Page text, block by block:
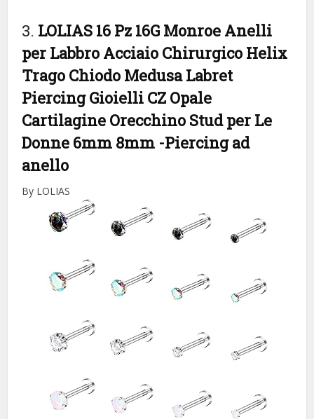
3. LOLIAS 16 Pz 16G Monroe Anelli
per Labbro Acciaio Chirurgico Helix
Trago Chiodo Medusa Labret
Piercing Gioielli CZ Opale
Cartilagine Orecchino Stud per Le
Donne 6mm 8mm -Piercing ad
anello
By LOLIAS